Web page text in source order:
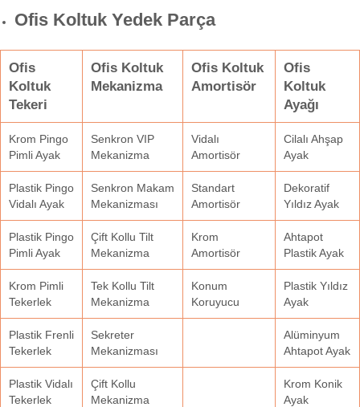
Ofis Koltuk Yedek Parça
Ofis
Koltuk
Tekeri
Ofis Koltuk
Mekanizma
Ofis Koltuk
Amortisör
Ofis
Koltuk
Ayağı
Krom Pingo
Pimli Ayak
Senkron VIP
Mekanizma
Vidalı
Amortisör
Cilalı Ahşap
Ayak
Plastik Pingo
Vidalı Ayak
Senkron Makam
Mekanizması
Standart
Amortisör
Dekoratif
Yıldız Ayak
Plastik Pingo
Pimli Ayak
Çift Kollu Tilt
Mekanizma
Krom
Amortisör
Ahtapot
Plastik Ayak
Krom Pimli
Tekerlek
Tek Kollu Tilt
Mekanizma
Konum
Koruyucu
Plastik Yıldız
Ayak
Plastik Frenli
Tekerlek
Sekreter
Mekanizması
Alüminyum
Ahtapot Ayak
Plastik Vidalı
Tekerlek
Çift Kollu
Mekanizma
Krom Konik
Ayak